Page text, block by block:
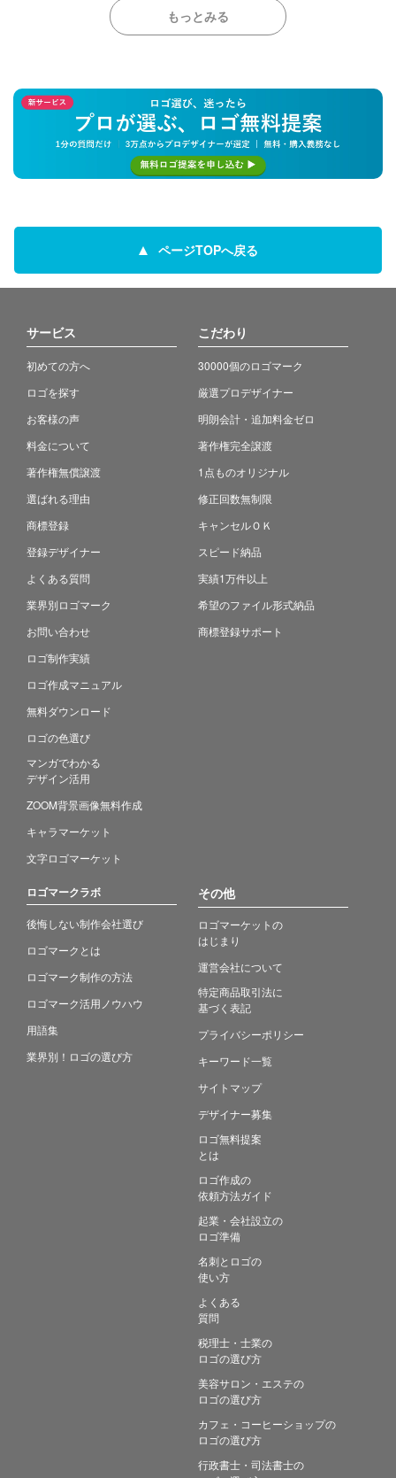
もっとみる
ページTOPへ戻る
サービス
初めての方へ
ロゴを探す
お客様の声
料金について
著作権無償譲渡
選ばれる理由
商標登録
登録デザイナー
よくある質問
業界別ロゴマーク
お問い合わせ
ロゴ制作実績
ロゴ作成マニュアル
無料ダウンロード
ロゴの色選び
マンガでわかる
デザイン活用
ZOOM背景画像無料作成
キャラマーケット
文字ロゴマーケット
こだわり
30000個のロゴマーク
厳選プロデザイナー
明朗会計・追加料金ゼロ
著作権完全譲渡
1点ものオリジナル
修正回数無制限
キャンセルＯＫ
スピード納品
実績1万件以上
希望のファイル形式納品
商標登録サポート
ロゴマークラボ
後悔しない制作会社選び
ロゴマークとは
ロゴマーク制作の方法
ロゴマーク活用ノウハウ
用語集
業界別！ロゴの選び方
その他
ロゴマーケットの
はじまり
運営会社について
特定商品取引法に
基づく表記
プライバシーポリシー
キーワード一覧
サイトマップ
デザイナー募集
ロゴ無料提案
とは
ロゴ作成の
依頼方法ガイド
起業・会社設立の
ロゴ準備
名刺とロゴの
使い方
よくある
質問
税理士・士業の
ロゴの選び方
美容サロン・エステの
ロゴの選び方
カフェ・コーヒーショップの
ロゴの選び方
行政書士・司法書士の